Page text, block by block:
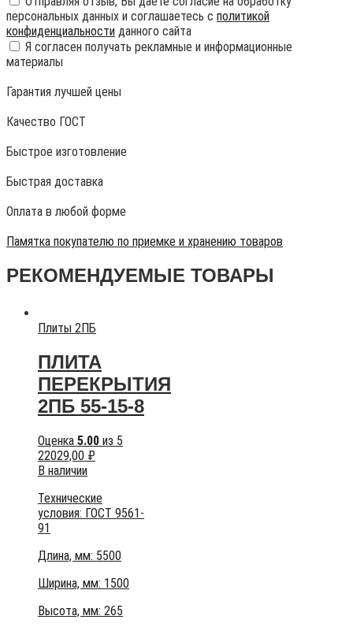
персональных данных и соглашаетесь с политикой
конфиденциальности данного сайта
Я согласен получать рекламные и информационные
материалы
Гарантия лучшей цены
Качество ГОСТ
Быстрое изготовление
Быстрая доставка
Оплата в любой форме
Памятка покупателю по приемке и хранению товаров
РЕКОМЕНДУЕМЫЕ ТОВАРЫ
Плиты 2ПБ
ПЛИТА
ПЕРЕКРЫТИЯ
2ПБ 55-15-8
Оценка 5.00 из 5
22029,00 ₽
В наличии
Технические
условия: ГОСТ 9561-
91
Длина, мм: 5500
Ширина, мм: 1500
Высота, мм: 265